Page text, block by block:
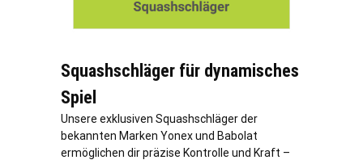
Squashschläger für dynamisches
Spiel
Unsere exklusiven Squashschläger der
bekannten Marken Yonex und Babolat
ermöglichen dir präzise Kontrolle und Kraft –